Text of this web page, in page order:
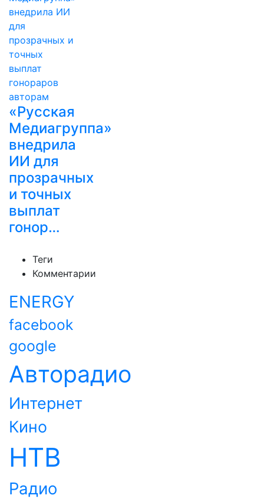
«Русская
Медиагруппа»
внедрила
ИИ для
прозрачных
и точных
выплат
гонор…
Теги
Комментарии
ENERGY
facebook
google
Авторадио
Интернет
Кино
НТВ
Радио